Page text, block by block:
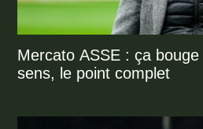
Mercato ASSE : ça
sens, le point complet